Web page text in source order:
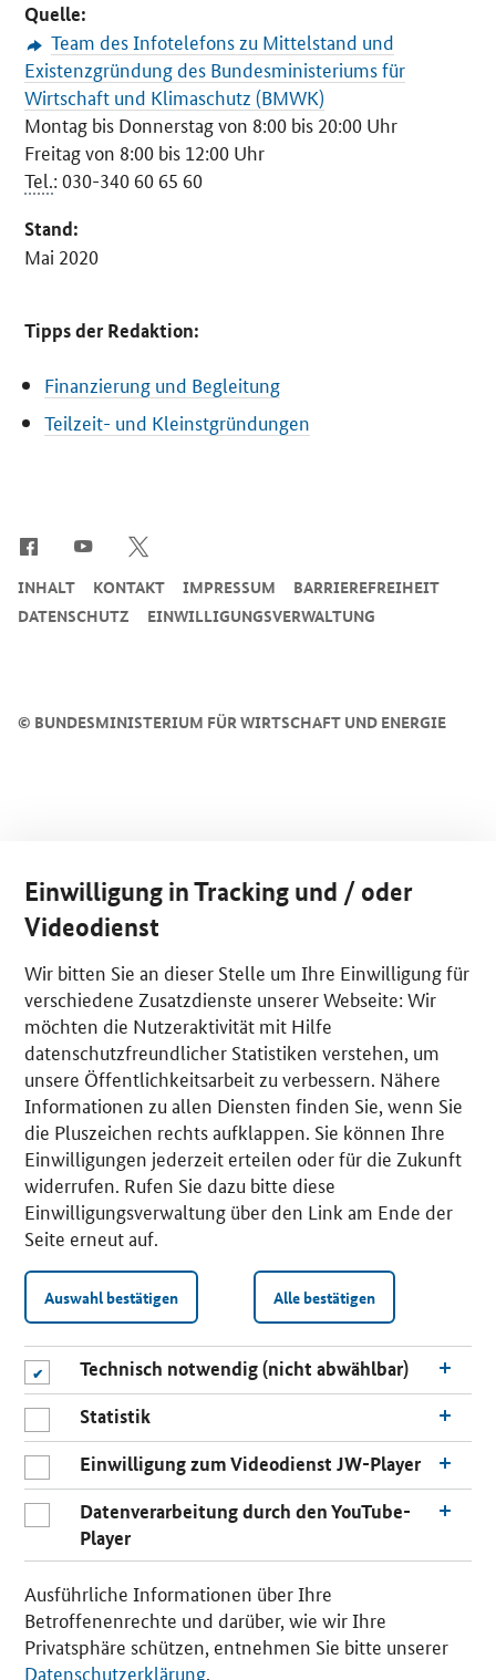
Quelle:
Team des Infotelefons zu Mittelstand und
Existenzgründung des Bundesministeriums für
Wirtschaft und Klimaschutz (BMWK)
Montag bis Donnerstag von 8:00 bis 20:00 Uhr
Freitag von 8:00 bis 12:00 Uhr
Tel.: 030-340 60 65 60
Stand:
Mai 2020
Tipps der Redaktion:
Finanzierung und Begleitung
Teilzeit- und Kleinstgründungen
n
© BUNDESMINISTERIUM FÜR WIRTSCHAFT UND ENERGIE
INHALT KONTAKT IMPRESSUM
BARRIEREFREIHEIT
DATENSCHUTZ
EINWILLIGUNGSVERWALTUNG
Einwilligung in Tracking und / oder
Videodienst
Wir bitten Sie an dieser Stelle um Ihre Einwilligung für
verschiedene Zusatzdienste unserer Webseite: Wir
möchten die Nutzeraktivität mit Hilfe
datenschutzfreundlicher Statistiken verstehen, um
unsere Öffentlichkeitsarbeit zu verbessern. Nähere
Informationen zu allen Diensten finden Sie, wenn Sie
die Pluszeichen rechts aufklappen. Sie können Ihre
Einwilligungen jederzeit erteilen oder für die Zukunft
widerrufen. Rufen Sie dazu bitte diese
Einwilligungsverwaltung über den Link am Ende der
Seite erneut auf.
Auswahl bestätigen Alle bestätigen
Technisch notwendig (nicht abwählbar)
Statistik
Einwilligung zum Videodienst JW-Player
Datenverarbeitung durch den YouTube-
Player
Ausführliche Informationen über Ihre
Betroffenenrechte und darüber, wie wir Ihre
Privatsphäre schützen, entnehmen Sie bitte unserer
Datenschutzerklärung.